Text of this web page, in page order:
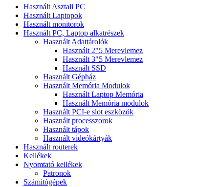
Használt Asztali PC
Használt Laptopok
Használt monitorok
Használt PC, Laptop alkatrészek
Használt Adattárolók
Használt 2"5 Merevlemez
Használt 3"5 Merevlemez
Használt SSD
Használt Gépház
Használt Memória Modulok
Használt Laptop Memória
Használt Memória modulok
Használt PCI-e slot eszközök
Használt processzorok
Használt tápok
Használt videókártyák
Használt routerek
Kellékek
Nyomtató kellékek
Patronok
Számítógépek